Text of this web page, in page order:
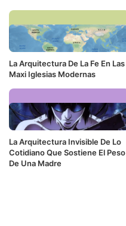
La Arquitectura De La Fe En Las
Maxi Iglesias Modernas
La Arquitectura Invisible De Lo
Cotidiano Que Sostiene El Peso
De Una Madre